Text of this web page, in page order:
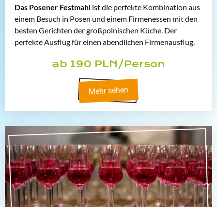
Das Posener Festmahl ist die perfekte Kombination aus
einem Besuch in Posen und einem Firmenessen mit den
besten Gerichten der großpolnischen Küche. Der
perfekte Ausflug für einen abendlichen Firmenausflug.
ab 190 PLN/Person
Mehr sehen